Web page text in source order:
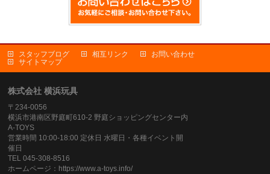
スタッフブログ 相互リンク
お問い合わせ
サイトマップ
株式会社 横浜玩具
〒234-0056
横浜市港南区野庭町610-2 野庭ショッピングセンター内
A-TOYS
営業時間 10:00-18:00 定休日 水曜日・各種イベント開
催日
TEL 045-308-8516
ホームページ：https://www.a-toys.info/